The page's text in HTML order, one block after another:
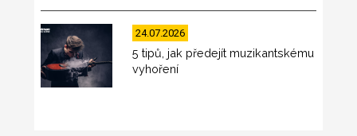
24.07.2026
5 tipů, jak předejít muzikantskému
vyhoření